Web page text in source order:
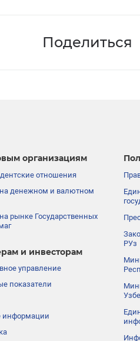
Поделиться
организациям
отношения
денежном и валютном
рынке Государственных
и инвесторам
управление
показатели
информации
РУз